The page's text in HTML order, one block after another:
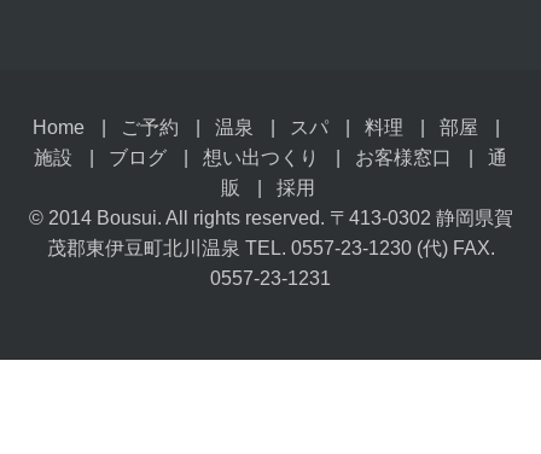
Home ご予約 温泉 スパ 料理
部屋
施設
ブログ 想い出つくり お客様窓口
通
販
採用
© 2014 Bousui. All rights reserved. 〒413-0302 静岡県賀
茂郡東伊豆町北川温泉 TEL. 0557-23-1230 (代) FAX.
0557-23-1231